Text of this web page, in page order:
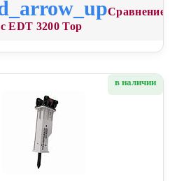
Сравнение
с EDT 3200 Top
в наличии